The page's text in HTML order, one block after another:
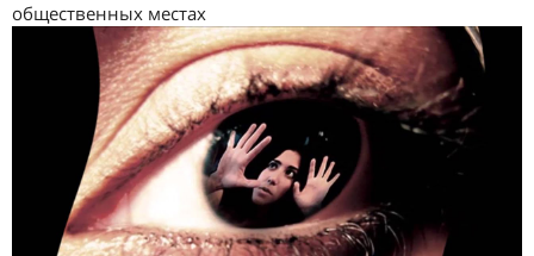
общественных местах